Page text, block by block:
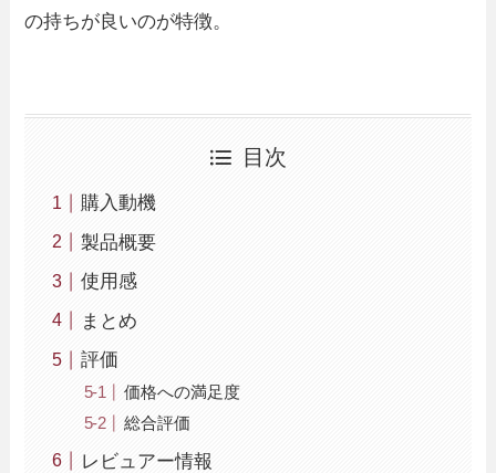
の持ちが良いのが特徴。
目次
購入動機
製品概要
使用感
まとめ
評価
価格への満足度
総合評価
レビュアー情報